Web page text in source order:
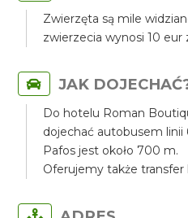
Zwierzęta są mile
zwierzecia wynosi 10 eur
JAK
Do hotelu Roman
dojechać autobusem linii
Pafos jest około 700 m.
Oferujemy także